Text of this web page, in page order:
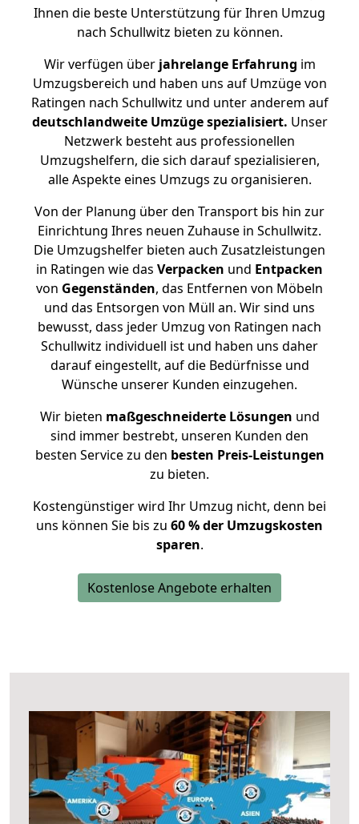
Ihnen die beste Unterstützung für Ihren Umzug
nach Schullwitz bieten zu können.
Wir verfügen überjahrelange Erfahrung im
Umzugsbereich und haben uns auf Umzüge von
Ratingen nach Schullwitz und unter anderem auf
deutschlandweite Umzüge spezialisiert. Unser
Netzwerk besteht aus professionellen
Umzugshelfern, die sich darauf spezialisieren,
alle Aspekte eines Umzugs zu organisieren.
Von der Planung über den Transport bis hin zur
Einrichtung Ihres neuen Zuhause in Schullwitz.
Die Umzugshelfer bieten auch Zusatzleistungen
in Ratingen wie das Verpacken und Entpacken
von Gegenständen, das Entfernen von Möbeln
und das Entsorgen von Müll an. Wir sind uns
bewusst, dass jeder Umzug von Ratingen nach
Schullwitz individuell ist und haben uns daher
darauf eingestellt, auf die Bedürfnisse und
Wünsche unserer Kunden einzugehen.
Wir bieten maßgeschneiderte Lösungen und
sind immer bestrebt, unseren Kunden den
besten Service zu den besten Preis-Leistungen
zu bieten.
Kostengünstiger wird Ihr Umzug nicht, denn bei
uns können Sie bis zu 60 % der Umzugskosten
sparen.
Kostenlose Angebote erhalten